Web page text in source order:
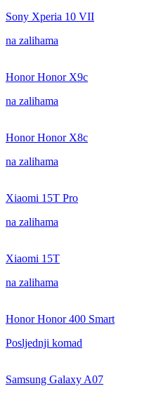
Sony Xperia 10 VII
na zalihama
Honor Honor X9c
na zalihama
Honor Honor X8c
na zalihama
Xiaomi 15T Pro
na zalihama
Xiaomi 15T
na zalihama
Honor Honor 400 Smart
Posljednji komad
Samsung Galaxy A07